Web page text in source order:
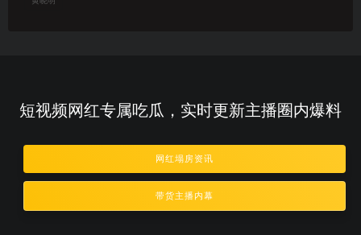
短视频网红专属吃瓜，实时更新主播圈内爆料
网红塌房资讯
带货主播内幕